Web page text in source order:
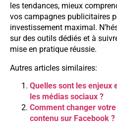
les tendances, mieux
vos campagnes publicitaires
investissement maximal.
sur des outils dédiés et à
mise en pratique réussie.
Autres articles similaires:
Quelles sont les enjeux
les médias sociaux ?
Comment changer
contenu sur Facebook ?